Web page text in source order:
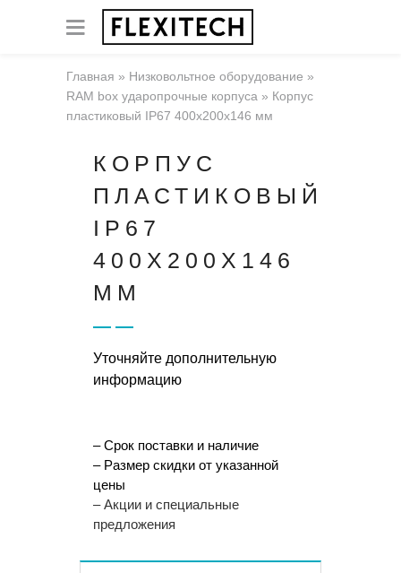
Главная » Низковольтное оборудование »
RAM box ударопрочные корпуса » Корпус
пластиковый IP67 400х200х146 мм
КОРПУС
ПЛАСТИКОВЫЙ
IP67
400Х200Х146
ММ
Уточняйте дополнительную
информацию
– Срок поставки и наличие
– Размер скидки от указанной
цены
– Акции и специальные
предложения